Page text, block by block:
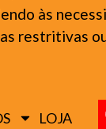
às
restritivas
LOJA